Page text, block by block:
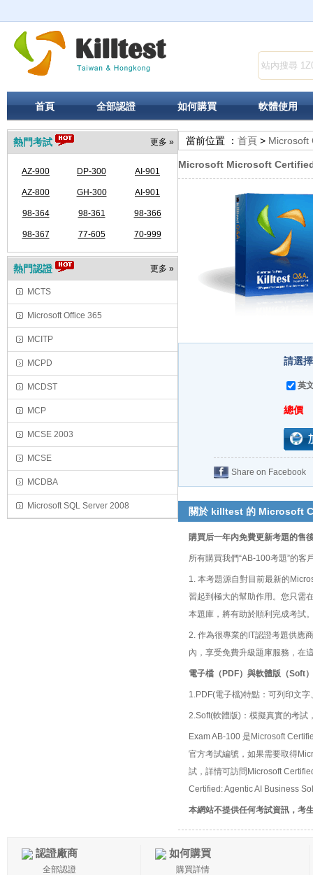
首頁 全部認證 如何購買 軟體使用
更多 »
熱門考試
AZ-900 DP-300 AI-901
AZ-800 GH-300 AI-901
98-364 98-361 98-366
98-367 77-605 70-999
更多 »
熱門認證
MCTS
Microsoft Office 365
MCITP
MCPD
MCDST
MCP
MCSE 2003
MCSE
MCDBA
Microsoft SQL Server 2008
當前位置 ： 首頁 > Microsoft
Microsoft Microsoft
請選
英
總價
Share on Facebook
關於 killtest 的 Microsoft
購買后一年內免費更新考題的售
所有購買我們“AB-100考題”的
1. 本考題源自對目前最新的
習起到極大的幫助作用。您只需
本題庫，將有助於順利完成考試
2. 作為很專業的IT認證考題供應
內，享受免費升級題庫服務，在
電子檔（PDF）與軟體版（Soft
1.PDF(電子檔)特點：可列印文
2.Soft(軟體版)：模擬真實的考試
Exam AB-100 是Microsoft
官方考試編號，如果需要取得
試，詳情可訪問Microsoft
Certified: Agentic AI Business
本網站不提供任何考試資訊，考
認證廠商
全部認證
如何購買
購買詳情